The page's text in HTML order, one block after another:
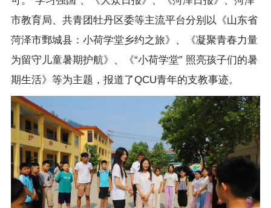
市教育局、共青团牡丹区委等主流平台分别以《山东省
菏泽市鄄城县：小荷学堂乡约之旅》、《凝聚青春力量
为留守儿童暑期护航》、《“小荷学堂” 照亮孩子们的暑
期生活》等为主题，报道了QCU青年的支教事迹。